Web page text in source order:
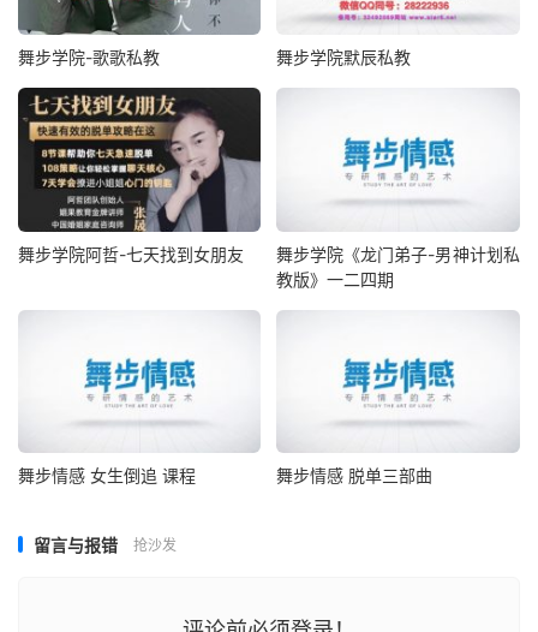
舞步学院-歌歌私教 舞步学院默辰私教
舞步学院阿哲-七天找到女朋友
舞步学院《龙门弟子-男神计划私
教版》一二四期
舞步情感 女生倒追 课程 舞步情感 脱单三部曲
留言与报错 抢沙发